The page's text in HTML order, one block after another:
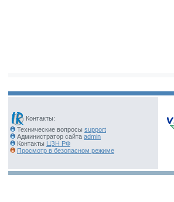
Контакты:
Технические вопросы support
Администратор сайта admin
Контакты ЦЗН РФ
Просмотр в безопасном режиме